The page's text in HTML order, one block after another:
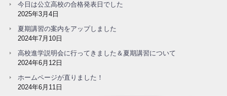
今日は公立高校の合格発表日でした
2025年3月4日
夏期講習の案内をアップしました
2024年7月10日
高校進学説明会に行ってきました＆夏期講習について
2024年6月12日
ホームページが直りました！
2024年6月11日